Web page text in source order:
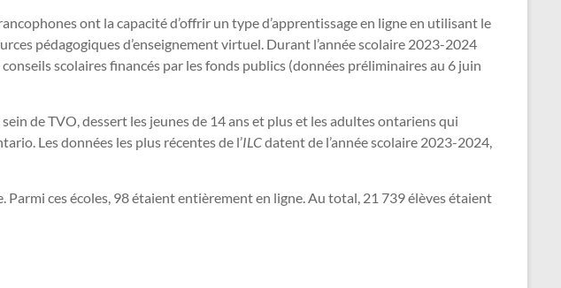
ont la capacité d’offrir un type d’apprentissage en ligne en utilisant le
pédagogiques d’enseignement virtuel. Durant l’année scolaire 2023-2024
scolaires financés par les fonds publics (données préliminaires au 6 juin
de TVO, dessert les jeunes de 14 ans et plus et les adultes ontariens qui
Les données les plus récentes de l’ILCdatent de l’année scolaire 2023-2024,
ces écoles, 98 étaient entièrement en ligne. Au total, 21 739 élèves étaient